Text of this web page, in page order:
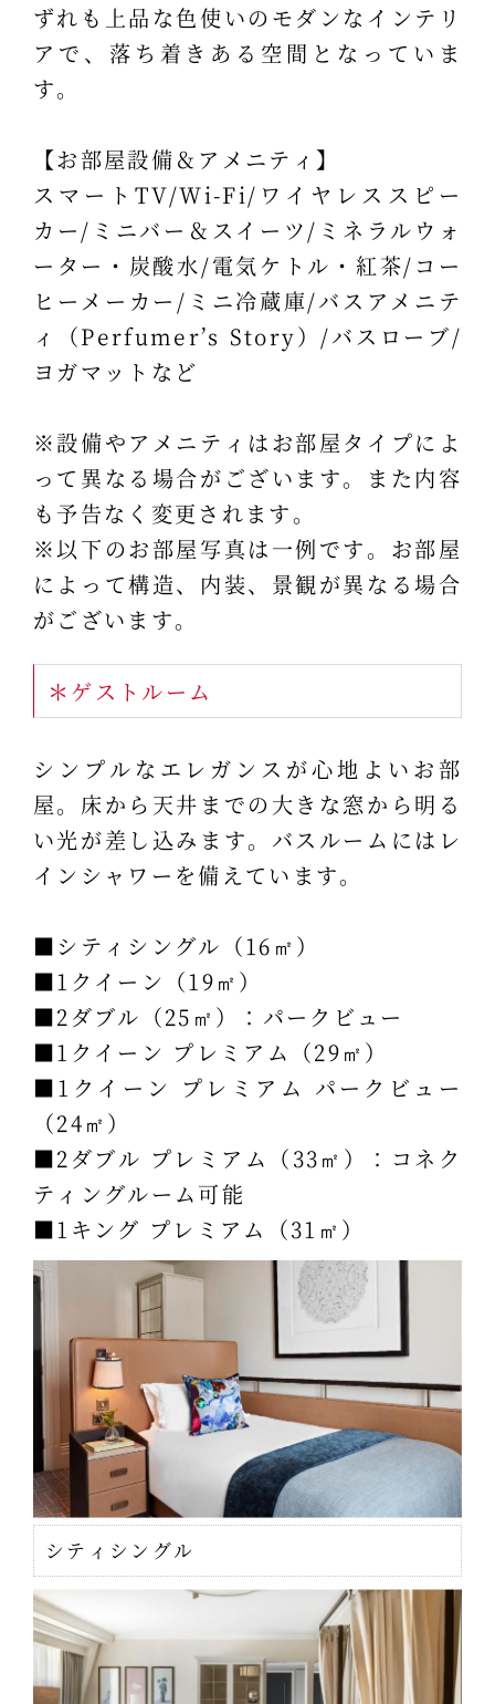
ずれも上品な色使いのモダンなインテリ
アで、落ち着きある空間となっていま
す。
【お部屋設備＆アメニティ】
スマートTV/Wi-Fi/ワイヤレススピー
カー/ミニバー＆スイーツ/ミネラルウォ
ーター・炭酸水/電気ケトル・紅茶/コー
ヒーメーカー/ミニ冷蔵庫/バスアメニテ
ィ（Perfumer’s Story）/バスローブ/
ヨガマットなど
※設備やアメニティはお部屋タイプによ
って異なる場合がございます。また内容
も予告なく変更されます。
※以下のお部屋写真は一例です。お部屋
によって構造、内装、景観が異なる場合
がございます。
＊ゲストルーム
シンプルなエレガンスが心地よいお部
屋。床から天井までの大きな窓から明る
い光が差し込みます。バスルームにはレ
インシャワーを備えています。
■シティシングル（16㎡）
■1クイーン（19㎡）
■2ダブル（25㎡）：パークビュー
■1クイーン プレミアム（29㎡）
■1クイーン プレミアム パークビュー
（24㎡）
■2ダブル プレミアム（33㎡）：コネク
ティングルーム可能
■1キング プレミアム（31㎡）
シティシングル